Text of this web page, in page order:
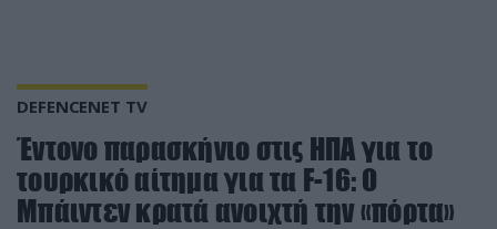
DEFENCENET TV
Έντονο παρασκήνιο στις ΗΠΑ για το
τουρκικό αίτημα για τα F-16: Ο
Μπάιντεν κρατά ανοιχτή την «πόρτα»